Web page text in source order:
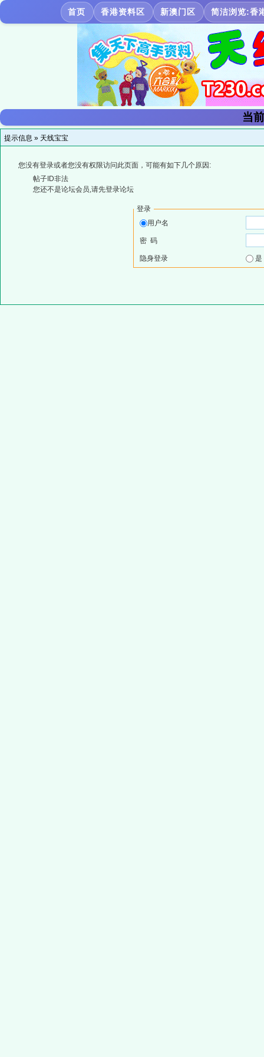
首页 香港资料区 新澳门区 简洁浏览:香
当
提示信息 » 天线宝宝
您没有登录或者您没有权限访问此页面，可能有如下几个原因:
帖子ID非法
您还不是论坛会员,请先登录论坛
登录
用户名
密 码
隐身登录